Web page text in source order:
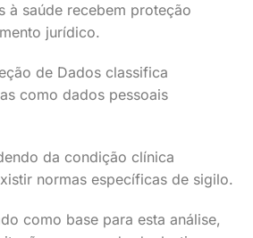
à saúde recebem proteção
jurídico.
de Dados classifica
como dados pessoais
da condição clínica
normas específicas de sigilo.
como base para esta análise,